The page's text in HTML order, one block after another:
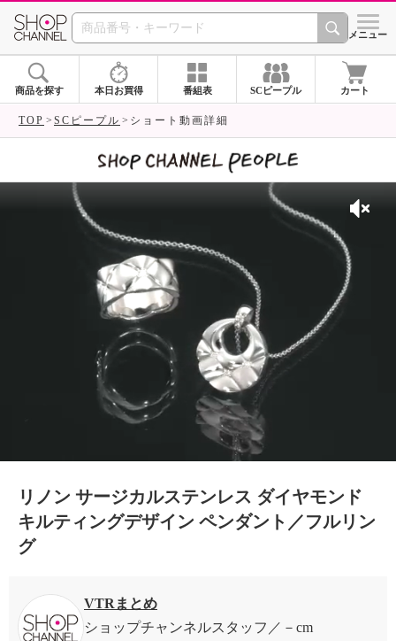
SHOP CHANNEL シメニュー
商品を探す 本日お買得 番組表 SCピープル カート
TOP SCピープル ショート動画詳細
リノン サージカルステンレス ダイヤモンド
キルティングデザイン ペンダント／フルリン
グ
VTRまとめ
ショップチャンネルスタッフ
－cm